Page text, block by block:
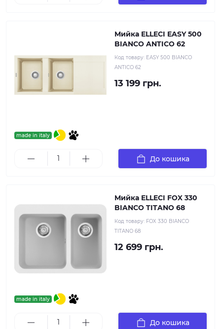
made in italy
Мийка ELLECI EASY 500
BIANCO ANTICO 62
Код товару: EASY 500 BIANCO
ANTICO 62
13 199 грн.
До кошика
made in italy
Мийка ELLECI FOX 330
BIANCO TITANO 68
Код товару: FOX 330 BIANCO
TITANO 68
12 699 грн.
До кошика